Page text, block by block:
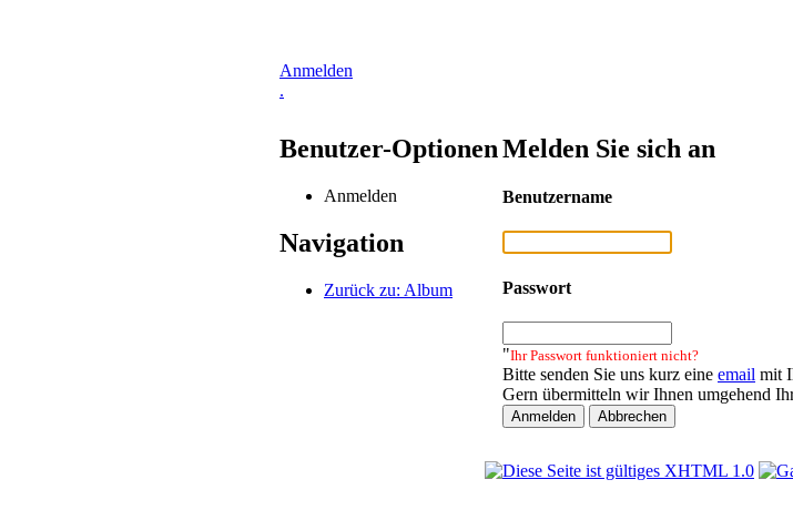
Anmelden
.
Benutzer-Optionen
Anmelden
Navigation
Zurück zu: Album
Melden Sie sich an
Benutzername
Passwort
"Ihr Passwort funktioniert nicht?
Bitte senden Sie uns kurz eine email mit
Gern übermitteln wir Ihnen umgehend